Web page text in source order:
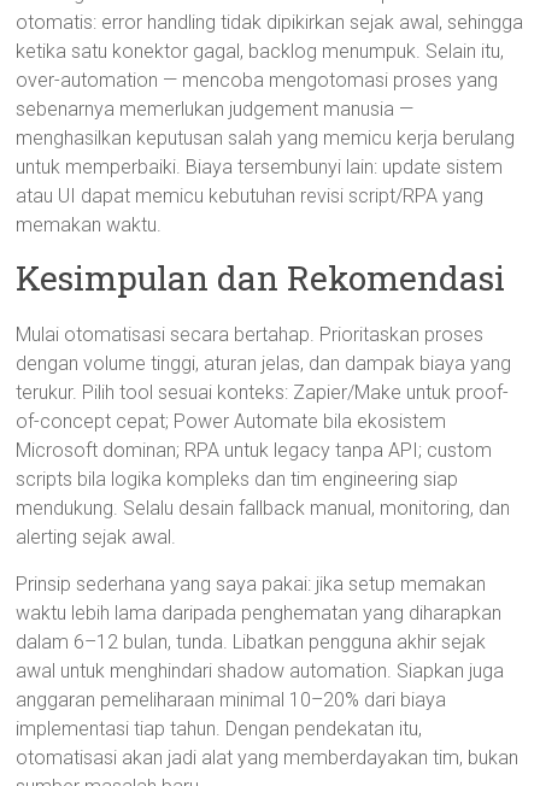
otomatis: error handling tidak dipikirkan sejak awal, sehingga
ketika satu konektor gagal, backlog menumpuk. Selain itu,
over-automation — mencoba mengotomasi proses yang
sebenarnya memerlukan judgement manusia —
menghasilkan keputusan salah yang memicu kerja berulang
untuk memperbaiki. Biaya tersembunyi lain: update sistem
atau UI dapat memicu kebutuhan revisi script/RPA yang
memakan waktu.
Kesimpulan dan Rekomendasi
Mulai otomatisasi secara bertahap. Prioritaskan proses
dengan volume tinggi, aturan jelas, dan dampak biaya yang
terukur. Pilih tool sesuai konteks: Zapier/Make untuk proof-
of-concept cepat; Power Automate bila ekosistem
Microsoft dominan; RPA untuk legacy tanpa API; custom
scripts bila logika kompleks dan tim engineering siap
mendukung. Selalu desain fallback manual, monitoring, dan
alerting sejak awal.
Prinsip sederhana yang saya pakai: jika setup memakan
waktu lebih lama daripada penghematan yang diharapkan
dalam 6–12 bulan, tunda. Libatkan pengguna akhir sejak
awal untuk menghindari shadow automation. Siapkan juga
anggaran pemeliharaan minimal 10–20% dari biaya
implementasi tiap tahun. Dengan pendekatan itu,
otomatisasi akan jadi alat yang memberdayakan tim, bukan